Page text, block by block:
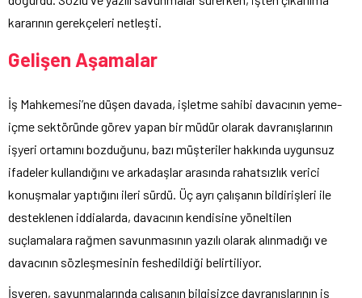
kararının gerekçeleri netleşti.
Gelişen Aşamalar
İş Mahkemesi’ne düşen davada, işletme sahibi davacının yeme-
içme sektöründe görev yapan bir müdür olarak davranışlarının
işyeri ortamını bozduğunu, bazı müşteriler hakkında uygunsuz
ifadeler kullandığını ve arkadaşlar arasında rahatsızlık verici
konuşmalar yaptığını ileri sürdü. Üç ayrı çalışanın bildirişleri ile
desteklenen iddialarda, davacının kendisine yöneltilen
suçlamalara rağmen savunmasının yazılı olarak alınmadığı ve
davacının sözleşmesinin feshedildiği belirtiliyor.
İşveren, savunmalarında çalışanın bilgisizce davranışlarının iş